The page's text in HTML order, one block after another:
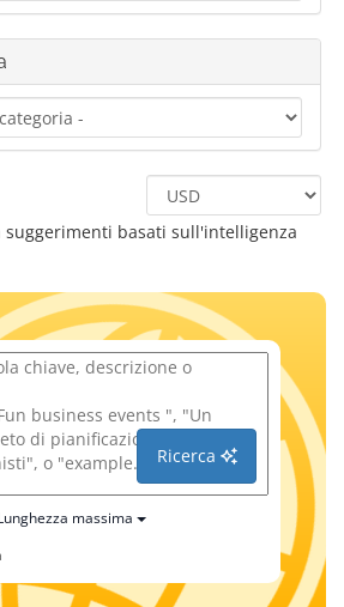
suggerimenti basati sull'intelligenza
Ricerca
massima